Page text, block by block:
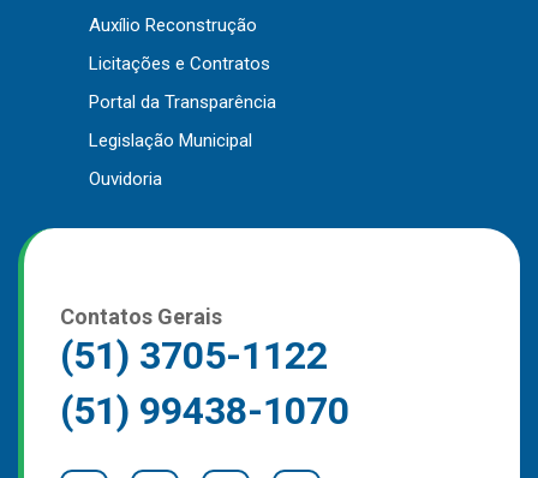
Downloads
Notícias
Contato
Página Inicial
Auxílio Reconstrução
Licitações e Contratos
Portal da Transparência
Legislação Municipal
Ouvidoria
Contatos Gerais
(51) 3705-1122
(51) 99438-1070